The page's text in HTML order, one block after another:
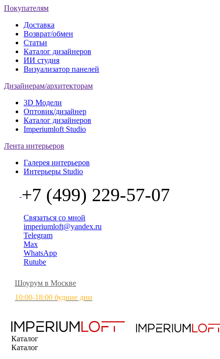
Покупателям
Доставка
Возврат/обмен
Статьи
Каталог дизайнеров
ИИ студия
Визуализатор панелей
Дизайнерам/архитекторам
3D Модели
Оптовик/дизайнер
Каталог дизайнеров
Imperiumloft Studio
Лента интерьеров
Галерея интерьеров
Интерьеры Studio
+7 (499) 229-57-07
Связаться со мной
imperiumloft@yandex.ru
Telegram
Max
WhatsApp
Rutube
Шоурум в Москве
10:00-18:00 будние дни
Каталог
Каталог